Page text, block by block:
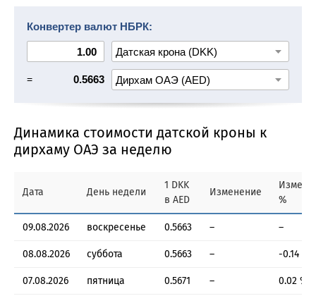
Конвертер валют НБРК:
= 0.5663
Динамика стоимости датской кроны к
дирхаму ОАЭ за неделю
Дата День недели
1 DKK
в AED
Изменение
%
09.08.2026 воскресенье 0.5663 – –
08.08.2026 суббота 0.5663 – -0.14 %
07.08.2026 пятница 0.5671 – 0.02 %